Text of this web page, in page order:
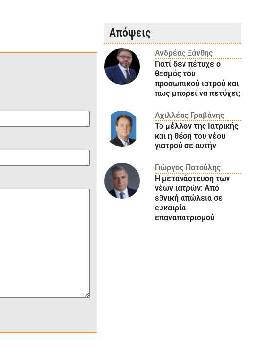
Απόψεις
Ανδρέας Ξάνθης
Γιατί δεν πέτυχε ο
θεσμός του
προσωπικού ιατρού και
πως μπορεί να πετύχει;
Αχιλλέας Γραβάνης
Το μέλλον της Ιατρικής
και η θέση του νέου
γιατρού σε αυτήν
Γιώργος Πατούλης
Η μετανάστευση των
νέων ιατρών: Aπό
εθνική απώλεια σε
ευκαιρία
επαναπατρισμού